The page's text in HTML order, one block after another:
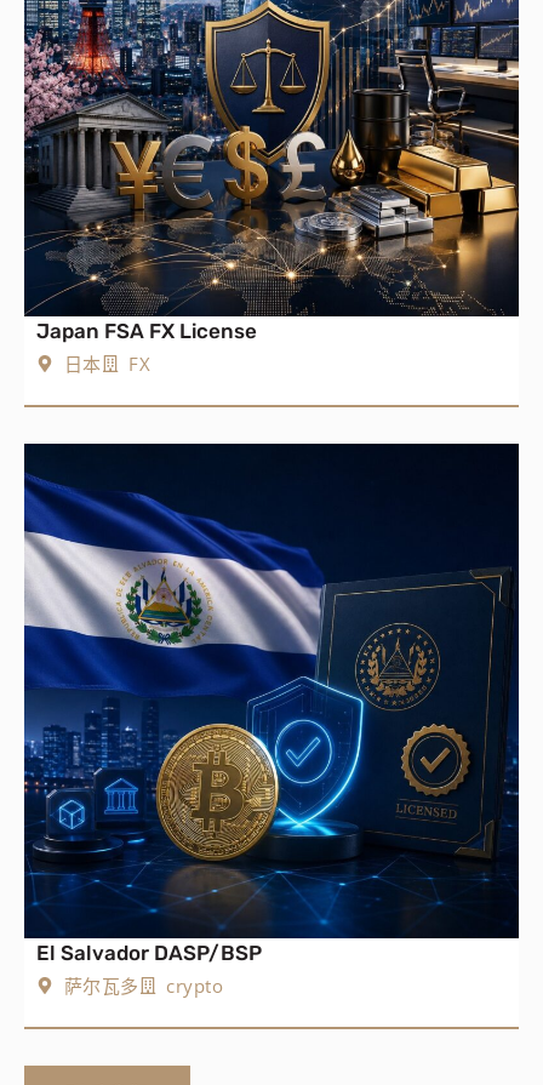
Japan FSA FX License
日本
FX
El Salvador DASP/BSP
萨尔瓦多
crypto